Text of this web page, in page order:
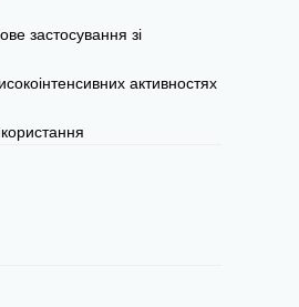
застосування зі
активностях